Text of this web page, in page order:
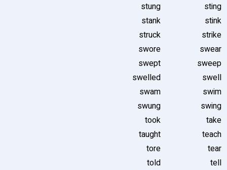
sting
stung
stink
stank
strike
struck
swear
swore
sweep
swept
swell
swelled
swim
swam
swing
swung
take
took
teach
taught
tear
tore
tell
told